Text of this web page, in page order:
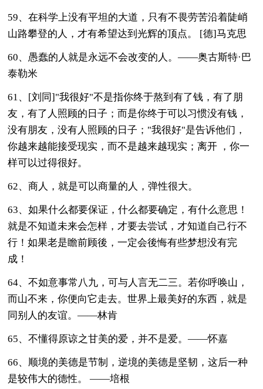
59、在科学上没有平坦的大道，只有不畏劳苦沿着陡峭
山路攀登的人，才有希望达到光辉的顶点。 [德]马克思
60、愚蠢的人就是永远不会改变的人。——奥古斯特·巴
泰勒米
61、[刘同]"我很好"不是指你终于熬到有了钱，有了朋
友，有了人照顾的日子；而是你终于可以习惯没有钱，
没有朋友，没有人照顾的日子；"我很好"是告诉他们，
你越来越能接受现实，而不是越来越现实；离开 ，你一
样可以过得很好。
62、商人，就是可以商量的人，弹性很大。
63、如果什么都要保证，什么都要确定，有什么意思！
就是不知道未来会怎样，才要去尝试，才知道自己行不
行！如果老是瞻前顾後，一定会後悔有些梦想没有完
成！
64、不如意事常八九，可与人言无二三。若你呼唤山，
而山不来，你便向它走去。世界上最美好的东西，就是
同别人的友谊。——林肯
65、不懂得原谅之甘美的爱，并不是爱。——怀嘉
66、顺境的美德是节制，逆境的美德是坚韧，这后一种
是较伟大的德性。 ——培根